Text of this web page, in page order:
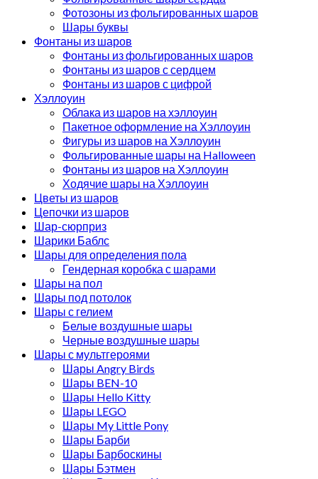
Фотозоны из фольгированных шаров
Шары буквы
Фонтаны из шаров
Фонтаны из фольгированных шаров
Фонтаны из шаров с сердцем
Фонтаны из шаров с цифрой
Хэллоуин
Облака из шаров на хэллоуин
Пакетное оформление на Хэллоуин
Фигуры из шаров на Хэллоуин
Фольгированные шары на Halloween
Фонтаны из шаров на Хэллоуин
Ходячие шары на Хэллоуин
Цветы из шаров
Цепочки из шаров
Шар-сюрприз
Шарики Баблс
Шары для определения пола
Гендерная коробка с шарами
Шары на пол
Шары под потолок
Шары с гелием
Белые воздушные шары
Черные воздушные шары
Шары с мультгероями
Шары Angry Birds
Шары BEN-10
Шары Hello Kitty
Шары LEGO
Шары My Little Pony
Шары Барби
Шары Барбоскины
Шары Бэтмен